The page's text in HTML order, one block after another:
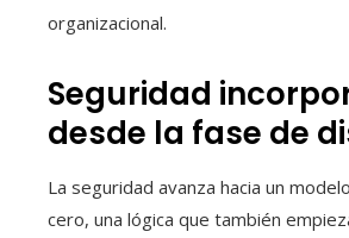
organizacional.
Seguridad
desde la fase de
La seguridad avanza hacia un
cero, una lógica que también